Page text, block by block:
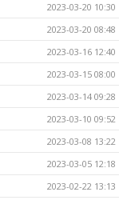
2023-03-20 10:30
2023-03-20 08:48
2023-03-16 12:40
2023-03-15 08:00
2023-03-14 09:28
2023-03-10 09:52
2023-03-08 13:22
2023-03-05 12:18
2023-02-22 13:13